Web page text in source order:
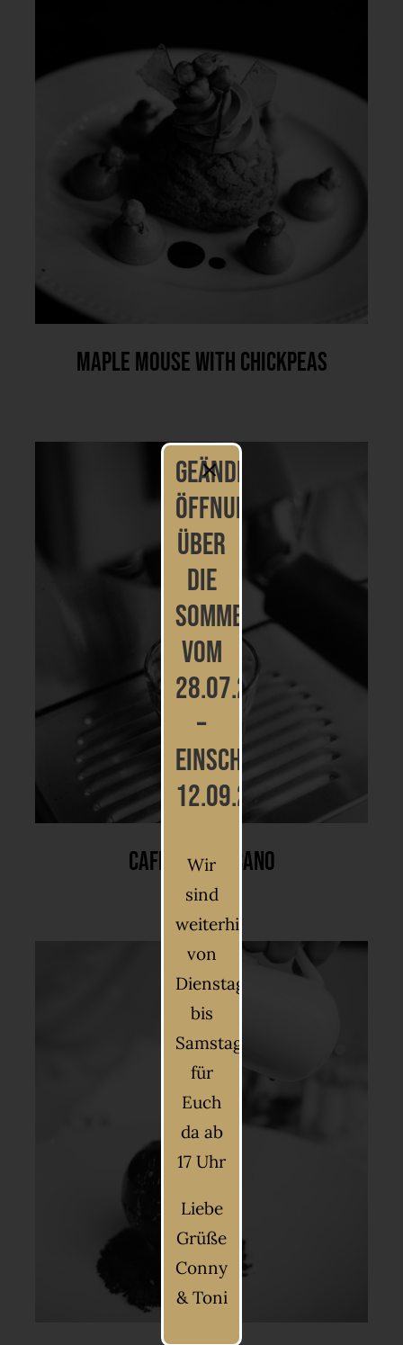
Maple Mouse With Chickpeas
Caffè Americano
geänderte
Öffnungszeiten
über
die
Sommerferien
vom
28.07.2026
–
einschließlich
12.09.2026
Wir
sind
weiterhin
von
Dienstag
bis
Samstag
für
Euch
da ab
17 Uhr
Liebe
Grüße
Conny
& Toni